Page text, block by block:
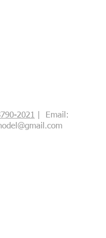
2021 | Email: